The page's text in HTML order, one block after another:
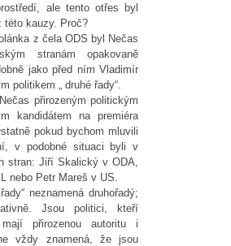
ale tento otřes byl
této kauzy. Proč?
z čela ODS byl Nečas
stranám opakovaně
jako před ním Vladimír
politikem „ druhé řady“.
přirozeným politickým
kandidátem na premiéra
pokud bychom mluvili
v podobné situaci byli v
stran: Jiří Skalický v ODA,
nebo Petr Mareš v US.
neznamená druhořadý;
Jsou politici, kteří
přirozenou autoritu i
vždy znamená, že jsou